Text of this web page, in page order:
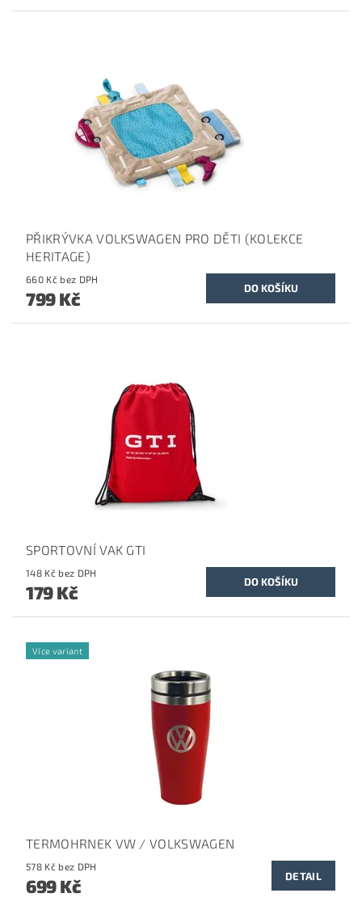
PŘIKRÝVKA VOLKSWAGEN PRO DĚTI (KOLEKCE
HERITAGE)
660 Kč bez DPH
799 Kč
SPORTOVNÍ VAK GTI
148 Kč bez DPH
179 Kč
Více variant
TERMOHRNEK VW / VOLKSWAGEN
578 Kč bez DPH
699 Kč DETAIL